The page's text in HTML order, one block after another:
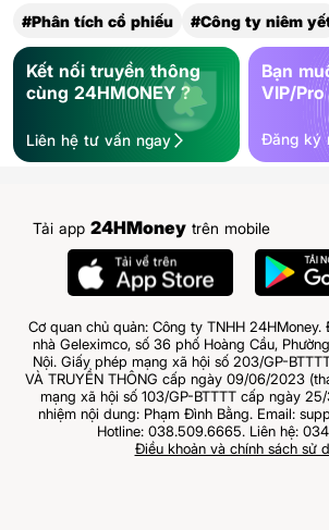
#Phân tích cổ phiếu #Công ty niêm
Kết nối truyền thông
cùng 24HMONEY ?
Liên hệ tư vấn ngay
Bạn
VIP/Pro
Đăng ký
Tải app 24HMoney trên mobile
Cơ quan chủ quản: Công ty TNHH
nhà Geleximco, số 36 phố Hoàng Cầu,
Nội. Giấy phép mạng xã hội số 203/GP-
VÀ TRUYỀN THÔNG cấp ngày 09/06/2023
mạng xã hội số 103/GP-BTTTT cấp ngày
nhiệm nội dung: Phạm Đình Bằng. Email:
Hotline: 038.509.6665. Liên hệ:
Điều khoản và chính sách sử